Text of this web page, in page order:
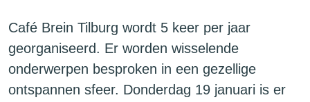
Café Brein Tilburg wordt 5 keer per jaar
georganiseerd. Er worden wisselende
onderwerpen besproken in een gezellige
ontspannen sfeer. Donderdag 19 januari is er